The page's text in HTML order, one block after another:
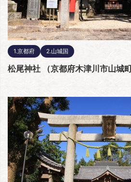
1.京都府 2.山城国
松尾神社 （京都府木津川市山城